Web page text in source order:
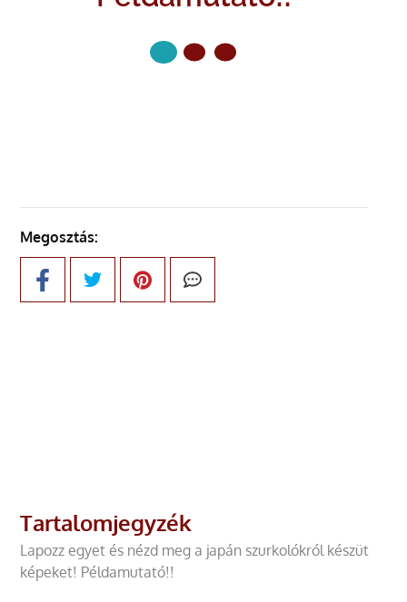
Megosztás:
Tartalomjegyzék
Lapozz egyet és nézd meg a japán szurkolókról készüt
képeket! Példamutató!!